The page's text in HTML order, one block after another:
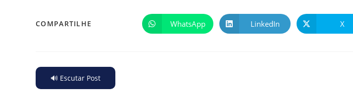
COMPARTILHE WhatsApp LinkedIn X
🔊 Escutar Post